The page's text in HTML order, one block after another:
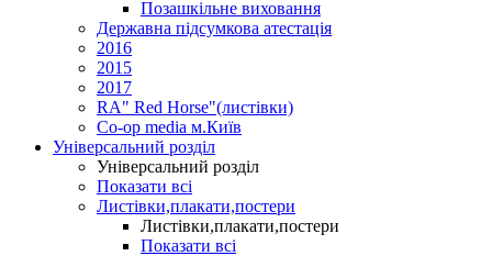
Позашкільне виховання
Державна підсумкова атестація
2016
2015
2017
RA" Red Horse"(листівки)
Co-op media м.Київ
Універсальний розділ
Універсальний розділ
Показати всі
Листівки,плакати,постери
Листівки,плакати,постери
Показати всі